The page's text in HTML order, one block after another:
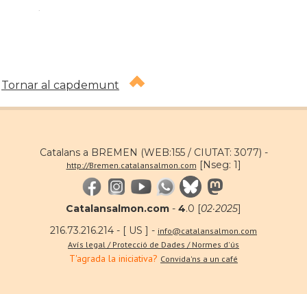
Tornar al capdemunt
Catalans a BREMEN (WEB:155 / CIUTAT: 3077) -
http://Bremen.catalansalmon.com [Nseg: 1]
Catalansalmon.com - 4.0 [02·2025]
216.73.216.214 - [ US ] - info@catalansalmon.com
Avís legal / Protecció de Dades / Normes d'ús
T'agrada la iniciativa? Convida'ns a un café